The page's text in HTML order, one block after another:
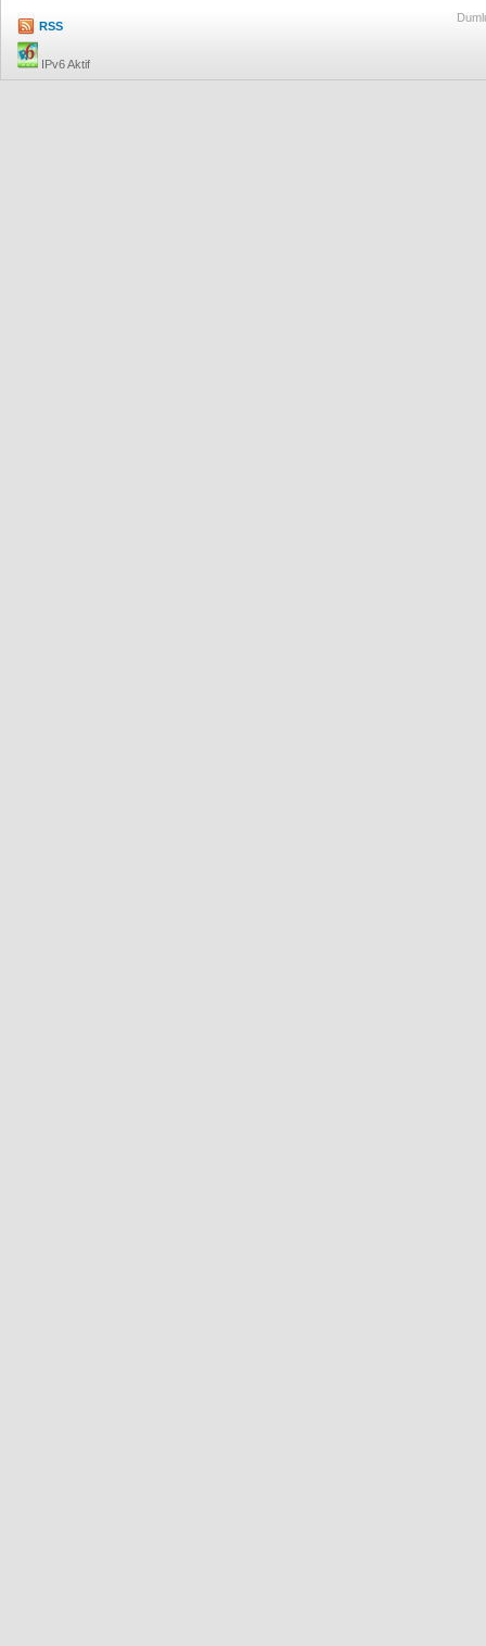
RSS
IPv6 Aktif